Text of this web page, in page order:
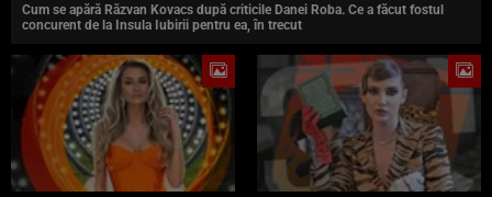
Cum se apără Răzvan Kovacs după criticile Danei Roba. Ce a făcut fostul
concurent de la Insula Iubirii pentru ea, în trecut